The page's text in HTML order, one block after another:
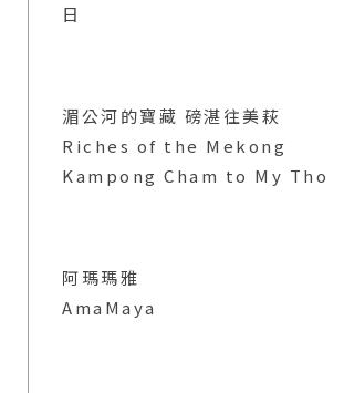
日
湄公河的寶藏 磅湛往美萩
Riches of the Mekong
Kampong Cham to My Tho
阿瑪瑪雅
AmaMaya